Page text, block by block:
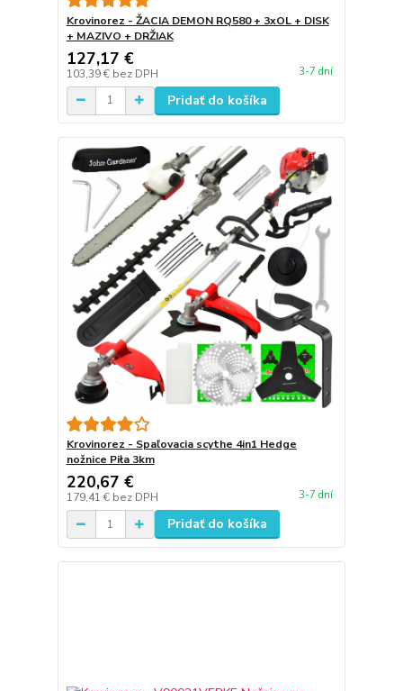
Krovinorez - ŽACIA DEMON RQ580 + 3xOL + DISK
+ MAZIVO + DRŽIAK
127,17 €
103,39 € bez DPH 3-7 dní
Pridať do košíka
Krovinorez - Spaľovacia scythe 4in1 Hedge
nožnice Piła 3km
220,67 €
179,41 € bez DPH 3-7 dní
Pridať do košíka